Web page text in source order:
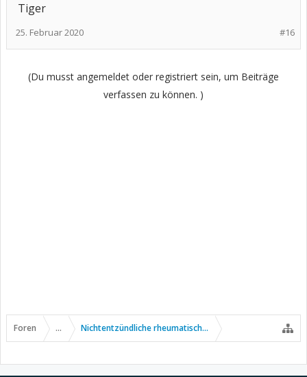
Tiger
#16
25. Februar 2020
(Du musst angemeldet oder registriert sein, um Beiträge
verfassen zu können. )
Foren ... Nichtentzündliche rheumatische Erkrankungen